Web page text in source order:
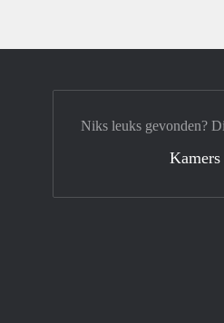
Niks leuks gevonden?
Kamers